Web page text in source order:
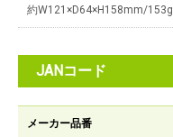
約W121×D64×H158mm/153g
JANコード
メーカー品番